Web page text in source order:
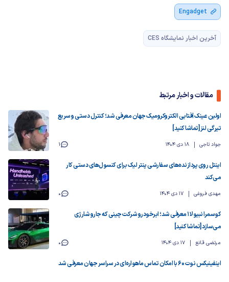
Engadget
آخرین اخبار نمایشگاه CES
مقالات و اخبار مرتبط
اولین عینک آفتابی الکتروکرومیک جهان معرفی شد؛ کنترل دستی و سریع
تیرگی لنز [تماشا کنید]
جواد تاجی 18 دی 1404 1
اینتل روی پردازنده‌های سفارشی پنتر لیک برای کنسول‌های دستی کار
می‌کند
مهدی فروغی 17 دی 1404 0
کوسمرا نبیولا ۱ معرفی شد؛ ابرخودرو شرکت چینی که جارو شارژی
می‌سازد [تماشا کنید]
مرتضی قانع 17 دی 1404 0
اینفینیکس نوت 60 با امکان تماس ماهواره‌ای در سراسر جهان معرفی شد